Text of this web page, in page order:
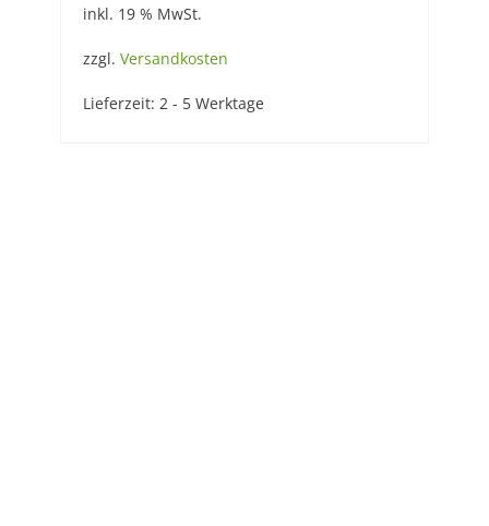
inkl. 19 % MwSt.
zzgl. Versandkosten
Lieferzeit: 2 - 5 Werktage